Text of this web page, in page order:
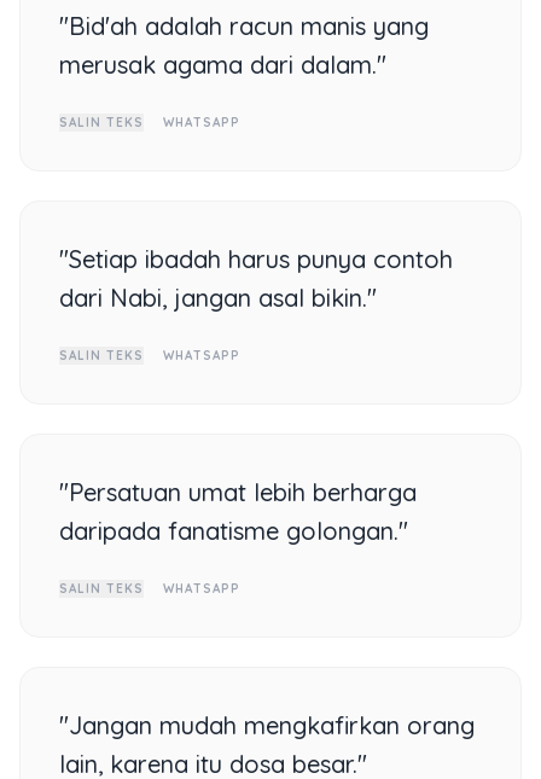
"Bid'ah adalah racun manis yang
merusak agama dari dalam."
SALIN TEKS WHATSAPP
"Setiap ibadah harus punya contoh
dari Nabi, jangan asal bikin."
SALIN TEKS WHATSAPP
"Persatuan umat lebih berharga
daripada fanatisme golongan."
SALIN TEKS WHATSAPP
"Jangan mudah mengkafirkan orang
lain, karena itu dosa besar."